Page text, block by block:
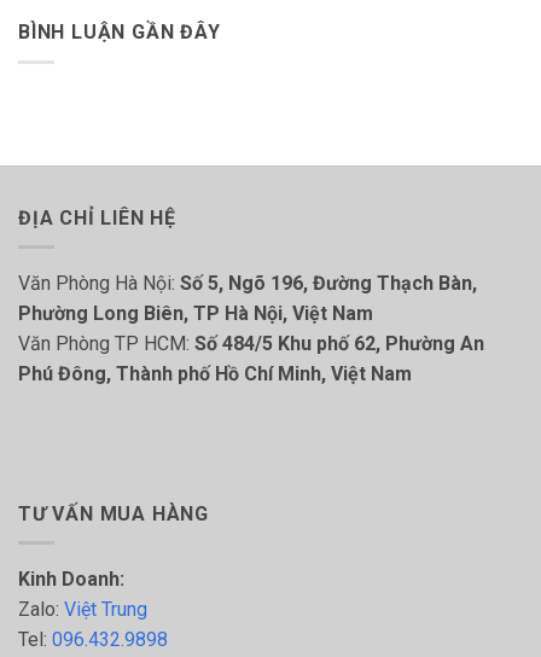
BÌNH LUẬN GẦN ĐÂY
ĐỊA CHỈ LIÊN HỆ
Văn Phòng Hà Nội: Số 5, Ngõ 196, Đường Thạch Bàn,
Phường Long Biên, TP Hà Nội, Việt Nam
Văn Phòng TP HCM: Số 484/5 Khu phố 62, Phường An
Phú Đông, Thành phố Hồ Chí Minh, Việt Nam
TƯ VẤN MUA HÀNG
Kinh Doanh:
Zalo: Việt Trung
Tel: 096.432.9898